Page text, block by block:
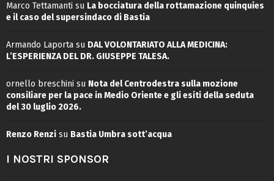
Marco Tettamanti su La bocciatura della rottamazione quinquies
e il caso del supersindaco di Bastia
Armando Laporta su DAL VOLONTARIATO ALLA MEDICINA:
L’ESPERIENZA DEL DR. GIUSEPPE TALESA.
ornello breschini su Nota del Centrodestra sulla mozione
consiliare per la pace in Medio Oriente e gli esiti della seduta
del 30 luglio 2026.
Renzo Renzi su Bastia Umbra sott’acqua
I NOSTRI SPONSOR